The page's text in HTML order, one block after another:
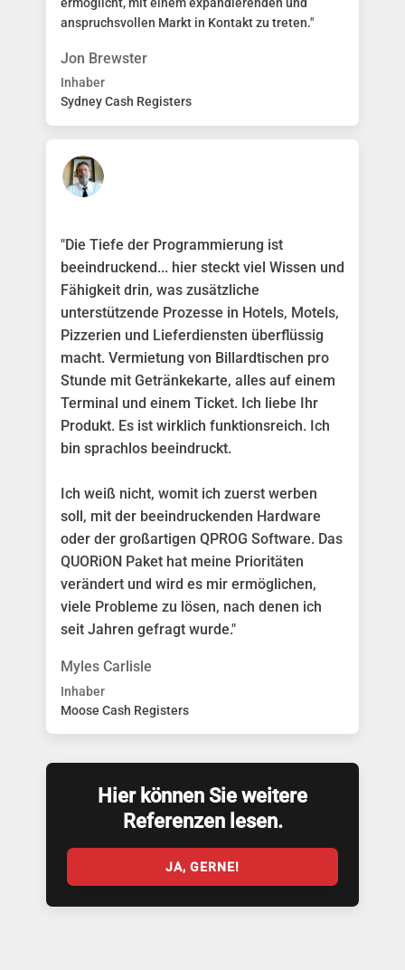
anspruchsvollen Markt in Kontakt zu treten."
Jon Brewster
Inhaber
Sydney Cash Registers
"Die Tiefe der Programmierung ist
beeindruckend... hier steckt viel Wissen und
Fähigkeit drin, was zusätzliche
unterstützende Prozesse in Hotels, Motels,
Pizzerien und Lieferdiensten überflüssig
macht. Vermietung von Billardtischen pro
Stunde mit Getränkekarte, alles auf einem
Terminal und einem Ticket. Ich liebe Ihr
Produkt. Es ist wirklich funktionsreich. Ich
bin sprachlos beeindruckt.
Ich weiß nicht, womit ich zuerst werben
soll, mit der beeindruckenden Hardware
oder der großartigen QPROG Software. Das
QUORiON Paket hat meine Prioritäten
verändert und wird es mir ermöglichen,
viele Probleme zu lösen, nach denen ich
seit Jahren gefragt wurde."
Myles Carlisle
Inhaber
Moose Cash Registers
Hier können Sie weitere
Referenzen lesen.
JA, GERNE!